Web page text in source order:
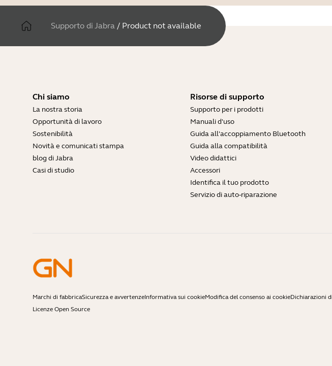
Supporto di Jabra / Product not available
Chi siamo
La nostra storia
Opportunità di lavoro
Sostenibilità
Novità e comunicati stampa
blog di Jabra
Casi di studio
Risorse di supporto
Supporto per i prodotti
Manuali d'uso
Guida all'accoppiamento Bluetooth
Guida alla compatibilità
Video didattici
Accessori
Identifica il tuo prodotto
Servizio di auto-riparazione
Marchi di fabbricaSicurezza e avvertenzeInformativa sui cookieModifica del consenso ai cookieDichiarazioni
Licenze Open Source